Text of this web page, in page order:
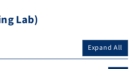
Lab)
Expand All